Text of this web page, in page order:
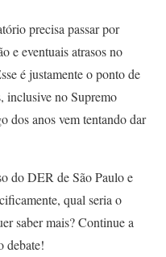
precisa passar por
e eventuais atrasos no
é justamente o ponto de
inclusive no Supremo
dos anos vem tentando dar
do DER de São Paulo e
qual seria o
saber mais? Continue a
debate!